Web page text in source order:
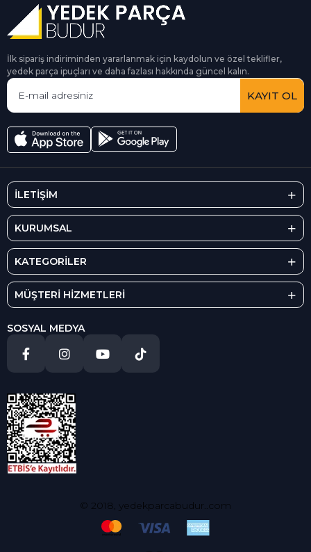
İlk sipariş indiriminden yararlanmak için kaydolun ve özel teklifler,
yedek parça ipuçları ve daha fazlası hakkında güncel kalın.
KAYIT OL
İLETİŞİM
KURUMSAL
KATEGORİLER
MÜŞTERİ HİZMETLERİ
SOSYAL MEDYA
© 2018, yedekparcabudur..com